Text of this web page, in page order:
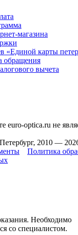
магазина
«Единой карты
обращения
вычета
euro-optica.ru не
2010 —
Политика
Необходимо
со специалистом.